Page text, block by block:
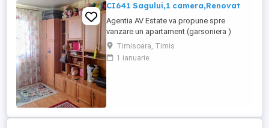
CI641 Sagului,1 camera,Renovat
Agentia AV Estate va propune spre
vanzare un apartament (garsoniera )
recent Renovat,cu 1 camera,la Et.4 din
4,situat in zona Sagului,aproape de Piata
Doina.Blocul are acoperis.,Apartamentul
Timisoara, Timis
1 ianuarie